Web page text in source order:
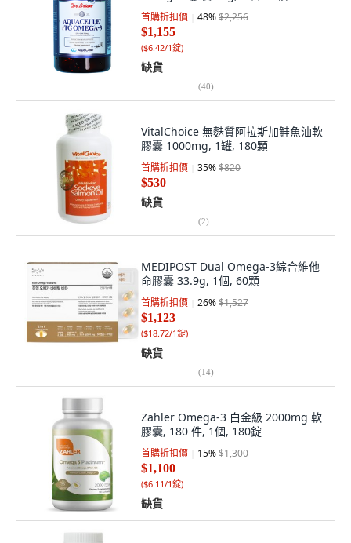
首購折扣價 48%$2,256
$1,155
($6.42/1錠)
缺貨
(40)
VitalChoice 無麩質阿拉斯加鮭魚油軟
膠囊 1000mg, 1罐, 180顆
首購折扣價 35%$820
$530
缺貨
(2)
MEDIPOST Dual Omega-3綜合維他
命膠囊 33.9g, 1個, 60顆
首購折扣價 26%$1,527
$1,123
($18.72/1錠)
缺貨
(14)
Zahler Omega-3 白金級 2000mg 軟
膠囊, 180 件, 1個, 180錠
首購折扣價 15%$1,300
$1,100
($6.11/1錠)
缺貨